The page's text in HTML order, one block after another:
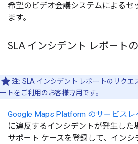
希望のビデオ会議システムによるセ
ます。
SLA インシデント レポート
注: SLA インシデント レポートのリクエ
ートをご利用のお客様専用です。
Google Maps Platform のサービスレ
に違反するインシデントが発生した
サポート ケースを登録して、インシ